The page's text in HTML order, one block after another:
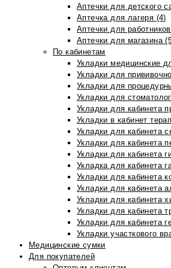
Аптечки для детского
Аптечка для лагеря (4)
Аптечки для
Аптечки для магазина
По кабинетам
Укладки медицинские
Укладки для
Укладки для
Укладки для
Укладки для кабинета
Укладки в кабинет
Укладки для кабинета
Укладки для кабинета
Укладки для кабинета
Укладка для кабинета
Укладки для кабинета
Укладки для кабинета
Укладки для кабинета
Укладки для кабинета
Укладки для кабинета
Укладки участкового
Медицинские сумки
Для покупателей